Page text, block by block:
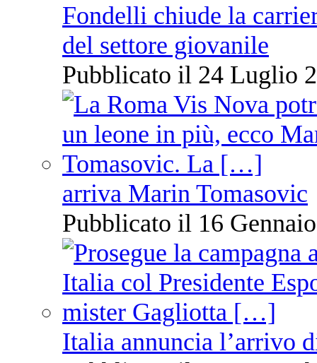
Fondelli chiude la
del settore giovanile
Pubblicato il 24 Luglio
arriva Marin Tomasovic
Pubblicato il 16
Italia annuncia l’arrivo